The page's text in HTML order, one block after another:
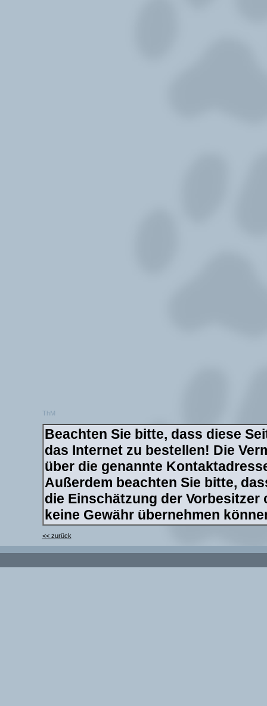
ThM
Beachten Sie bitte, dass diese
das Internet zu bestellen! Die
über die genannte
Außerdem beachten Sie bitte,
die Einschätzung der
keine Gewähr übernehmen
<< zurück